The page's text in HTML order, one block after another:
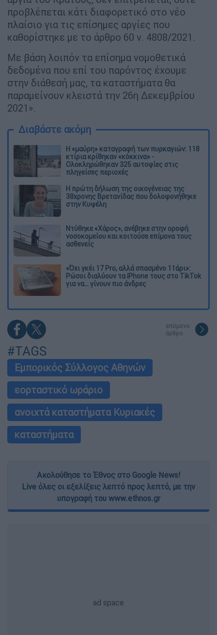
προβλέπεται κάτι διαφορετικό στο νέο
πλαίσιο για τις επίσημες αργίες που
καθορίστηκε με το άρθρο 60 ν. 4808/2021.
Με βάση λοιπόν τα επίσημα νομοθετικά
δεδομένα που επί του παρόντος έχουμε
στην διάθεσή μας, τα καταστήματα θα
παραμείνουν κλειστά την 26η Δεκεμβρίου
2021».
Διαβάστε ακόμη
Η «μαύρη» καταγραφή των πυρκαγιών: 118
κτίρια κρίθηκαν «κόκκινα» -
Ολοκληρώθηκαν 325 αυτοψίες στις
πληγείσες περιοχές
Η πρώτη δήλωση της οικογένειας της
38χρονης Βρετανίδας που δολοφονήθηκε
στην Κυψέλη
Ντύθηκε «Χάρος», ανέβηκε στην οροφή
νοσοκομείου και κοιτούσε επίμονα τους
ασθενείς
«Όχι γκέι 17 Pro, αλλά σπασμένο 11άρι»:
Ρώσοι διαλύουν τα iPhone τους στο TikTok
για να... γίνουν πιο άνδρες
επόμενο
άρθρο
#TAGS
Εμπορικός Σύλλογος Αθηνών
εορταστικό ωράριο
ανοιχτά καταστήματα Κυριακές
καταστήματα
Ακολούθησε το Έθνος στο Google News!
Live όλες οι εξελίξεις λεπτό προς λεπτό, με την
υπογραφή του www.ethnos.gr